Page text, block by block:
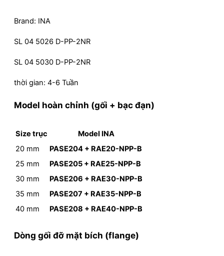
Brand: INA
SL 04 5026 D-PP-2NR
SL 04 5030 D-PP-2NR
thời gian: 4-6 Tuần
Model hoàn chỉnh (gối + bạc đạn)
Size trục
Model INA
20 mm
PASE204 + RAE20-NPP-B
25 mm
PASE205 + RAE25-NPP-B
30 mm
PASE206 + RAE30-NPP-B
35 mm
PASE207 + RAE35-NPP-B
40 mm
PASE208 + RAE40-NPP-B
Dòng gối đỡ mặt bích (flange)